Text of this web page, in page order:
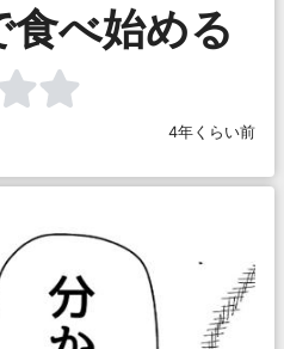
べ始める
4年くらい前